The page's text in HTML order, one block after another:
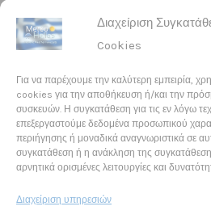
Διαχείριση
Cookies
Για να παρέχουμε την καλύτερη εμπειρία,
cookies για την αποθήκευση ή/και την
συσκευών. Η συγκατάθεση για τις εν λόγω
επεξεργαστούμε δεδομένα προσωπικού
περιήγησης ή μοναδικά αναγνωριστικά σε
συγκατάθεση ή η ανάκληση της
αρνητικά ορισμένες λειτουργίες και
Διαχείριση υπηρεσιών
Total Website Visits: 3998708
1/10/2024 Καλοκαιρία μέχρι
28/09/2024 Ο καιρός της